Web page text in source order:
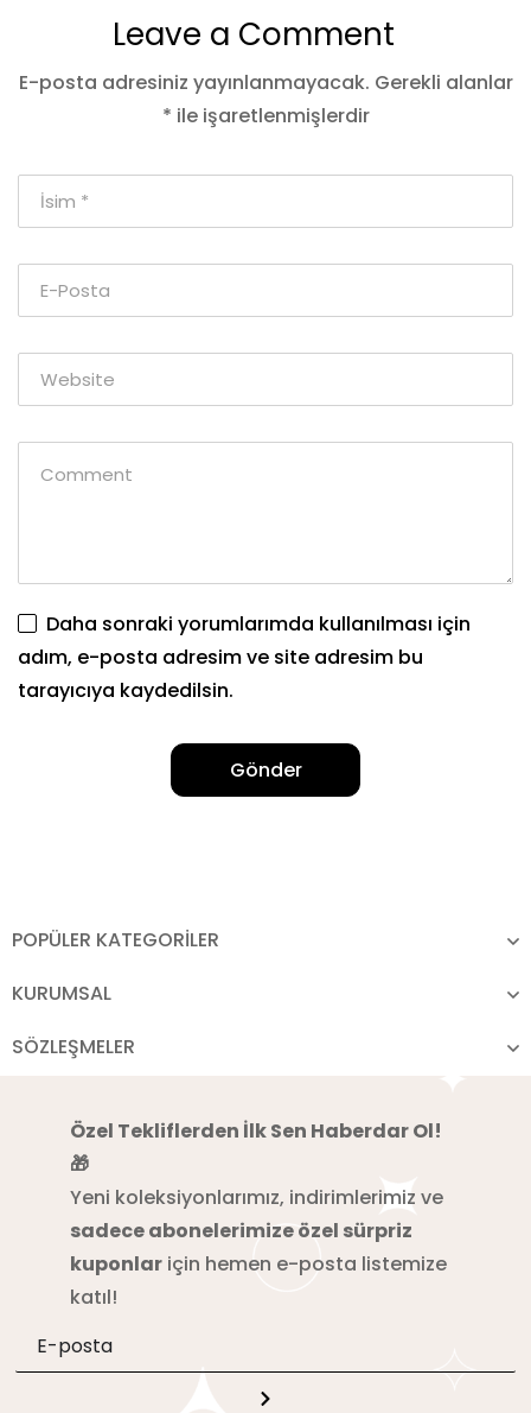
GerekenlerLeave a Comment
E-posta adresiniz yayınlanmayacak. Gerekli alanlar
* ile işaretlenmişlerdir
Daha sonraki yorumlarımda kullanılması için
adım, e-posta adresim ve site adresim bu
tarayıcıya kaydedilsin.
POPÜLER KATEGORİLER
KURUMSAL
SÖZLEŞMELER
Özel Tekliflerden İlk Sen Haberdar Ol!
🎁
Yeni koleksiyonlarımız, indirimlerimiz ve
sadece abonelerimize özel sürpriz
kuponlar için hemen e-posta listemize
katıl!